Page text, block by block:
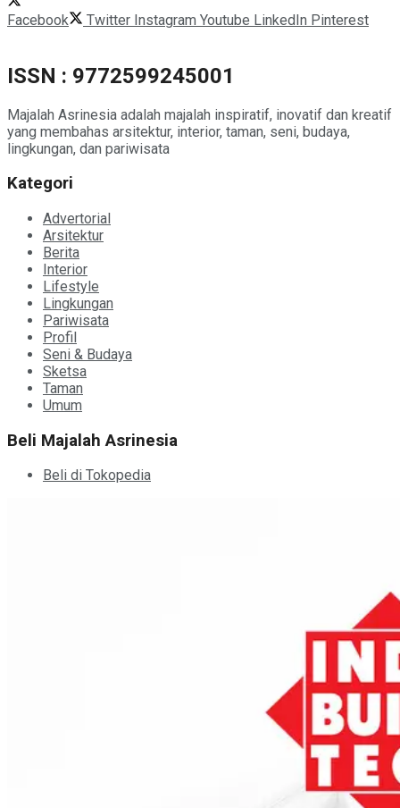
Facebook Twitter Instagram Youtube LinkedIn Pinterest
ISSN : 9772599245001
Majalah Asrinesia adalah majalah inspiratif, inovatif dan kreatif
yang membahas arsitektur, interior, taman, seni, budaya,
lingkungan, dan pariwisata
Kategori
Advertorial
Arsitektur
Berita
Interior
Lifestyle
Lingkungan
Pariwisata
Profil
Seni & Budaya
Sketsa
Taman
Umum
Beli Majalah Asrinesia
Beli di Tokopedia